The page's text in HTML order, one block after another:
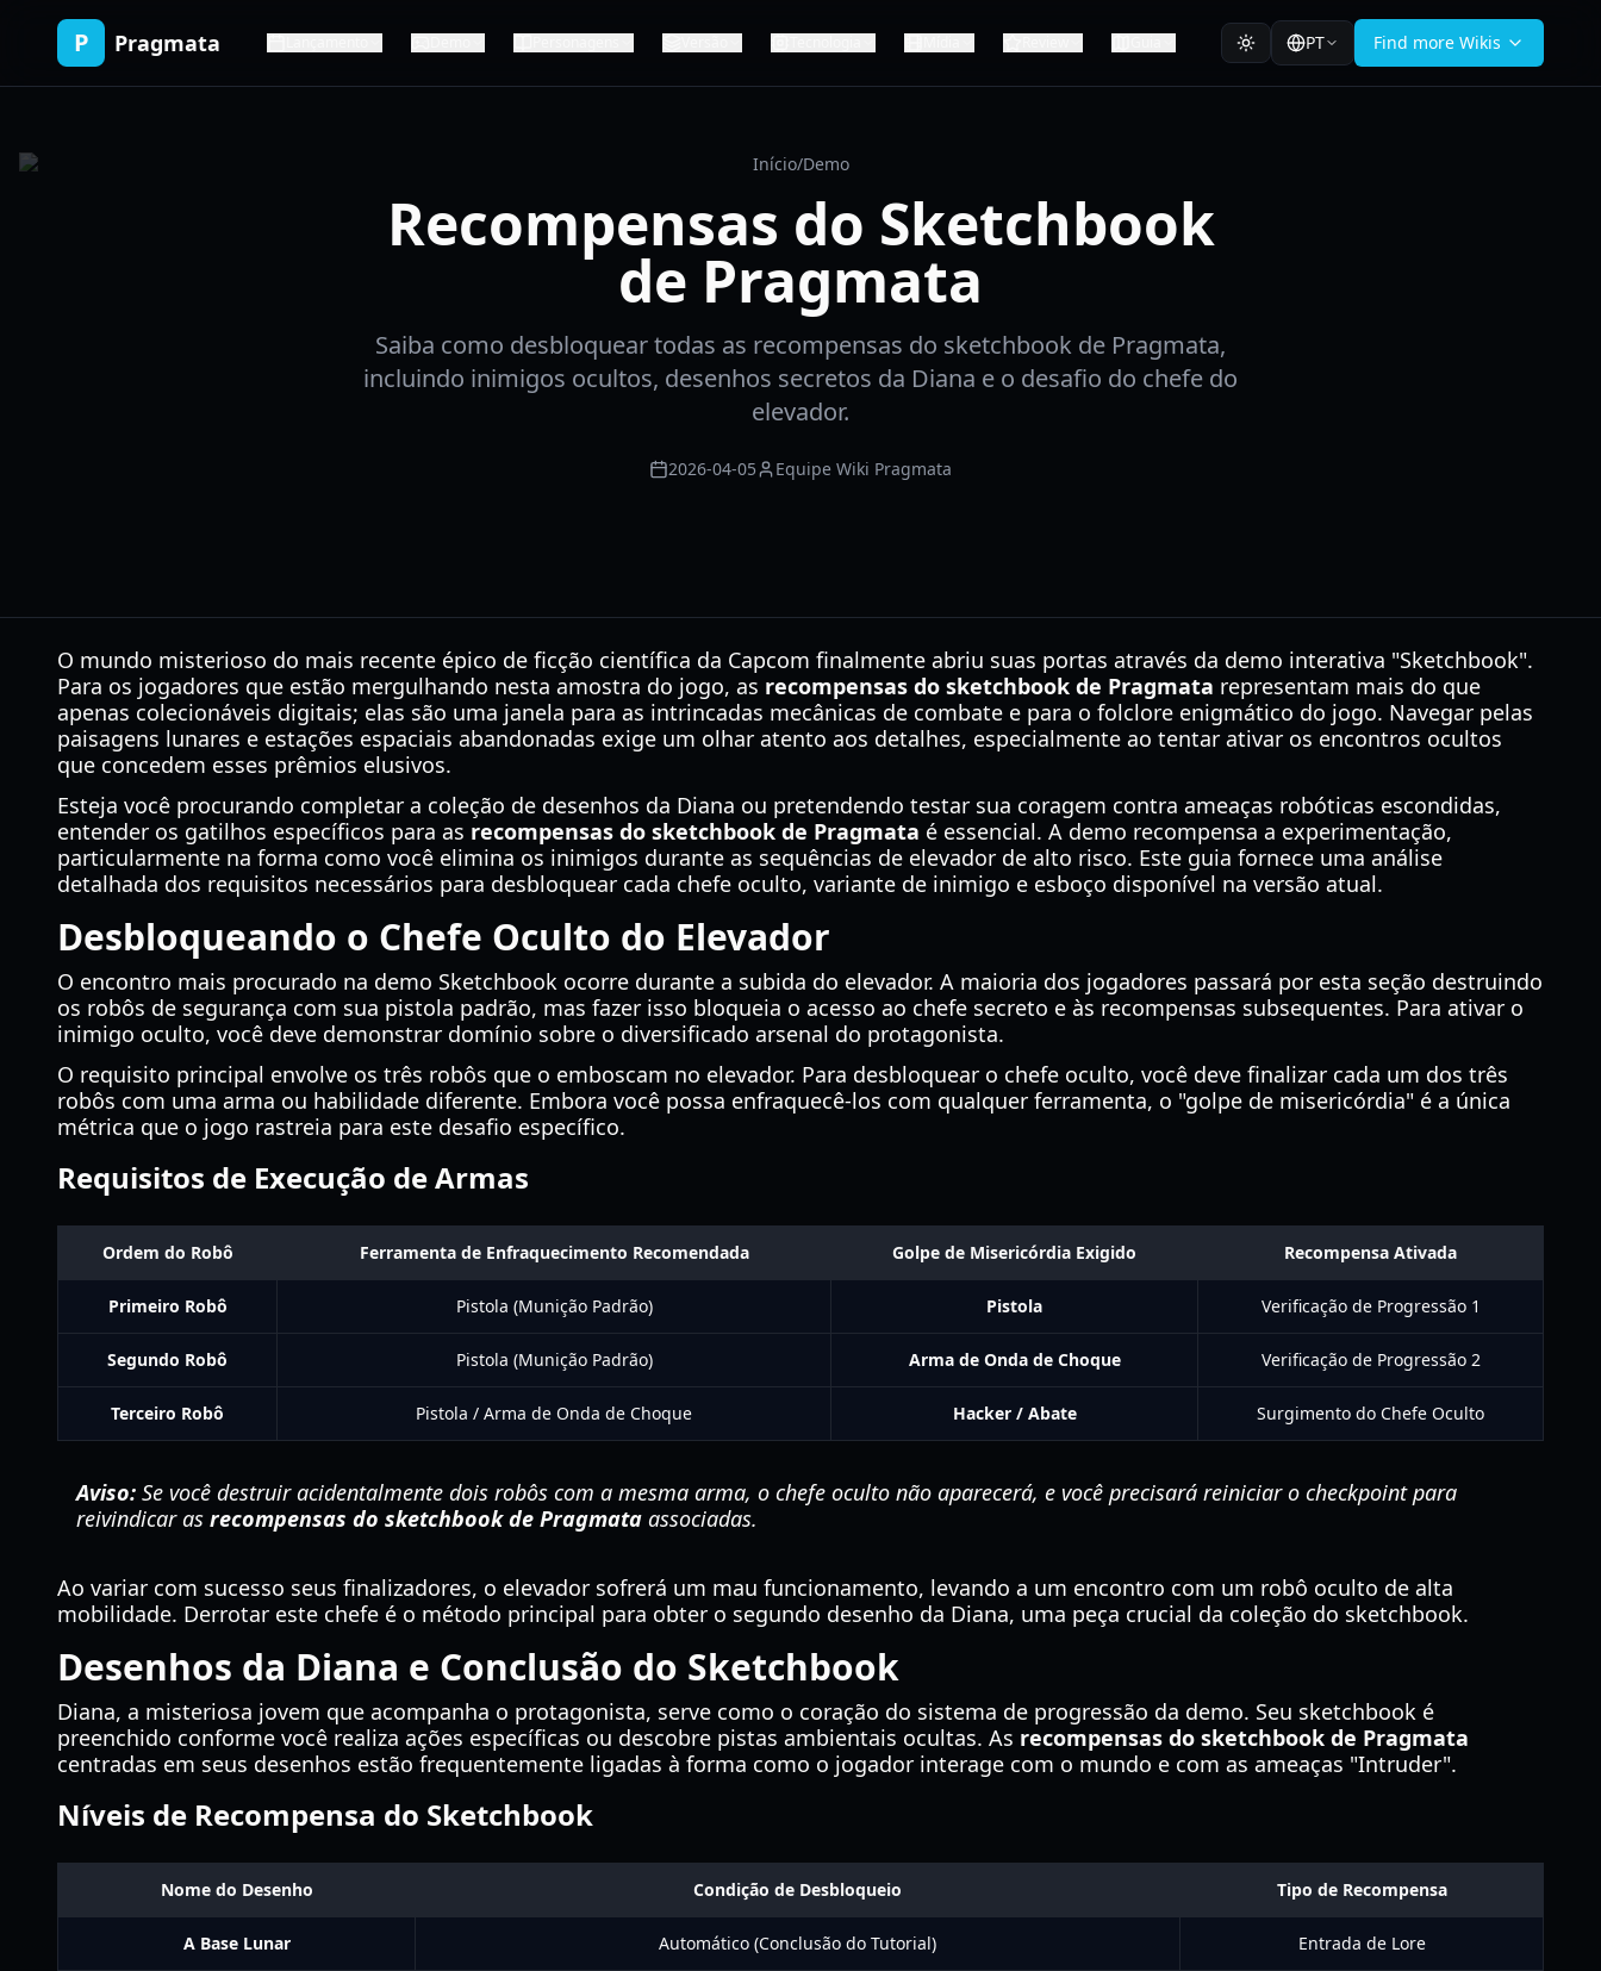
P Pragmata PT Find more Wikis
Início/Demo
Recompensas do Sketchbook
de Pragmata
Saiba como desbloquear todas as recompensas do sketchbook de Pragmata,
incluindo inimigos ocultos, desenhos secretos da Diana e o desafio do chefe do
elevador.
2026-04-05 Equipe Wiki Pragmata
O mundo misterioso do mais recente épico de ficção científica da Capcom finalmente abriu suas portas através da demo interativa "Sketchbook".
Para os jogadores que estão mergulhando nesta amostra do jogo, as recompensas do sketchbook de Pragmata representam mais do que
apenas colecionáveis digitais; elas são uma janela para as intrincadas mecânicas de combate e para o folclore enigmático do jogo. Navegar pelas
paisagens lunares e estações espaciais abandonadas exige um olhar atento aos detalhes, especialmente ao tentar ativar os encontros ocultos
que concedem esses prêmios elusivos.
Esteja você procurando completar a coleção de desenhos da Diana ou pretendendo testar sua coragem contra ameaças robóticas escondidas,
entender os gatilhos específicos para as recompensas do sketchbook de Pragmata é essencial. A demo recompensa a experimentação,
particularmente na forma como você elimina os inimigos durante as sequências de elevador de alto risco. Este guia fornece uma análise
detalhada dos requisitos necessários para desbloquear cada chefe oculto, variante de inimigo e esboço disponível na versão atual.
Desbloqueando o Chefe Oculto do Elevador
O encontro mais procurado na demo Sketchbook ocorre durante a subida do elevador. A maioria dos jogadores passará por esta seção destruindo
os robôs de segurança com sua pistola padrão, mas fazer isso bloqueia o acesso ao chefe secreto e às recompensas subsequentes. Para ativar o
inimigo oculto, você deve demonstrar domínio sobre o diversificado arsenal do protagonista.
O requisito principal envolve os três robôs que o emboscam no elevador. Para desbloquear o chefe oculto, você deve finalizar cada um dos três
robôs com uma arma ou habilidade diferente. Embora você possa enfraquecê-los com qualquer ferramenta, o "golpe de misericórdia" é a única
métrica que o jogo rastreia para este desafio específico.
Requisitos de Execução de Armas
Ordem do Robô Ferramenta de Enfraquecimento Recomendada Golpe de Misericórdia Exigido Recompensa Ativada
Primeiro Robô Pistola (Munição Padrão) Pistola Verificação de Progressão 1
Segundo Robô Pistola (Munição Padrão) Arma de Onda de Choque Verificação de Progressão 2
Terceiro Robô Pistola / Arma de Onda de Choque Hacker / Abate Surgimento do Chefe Oculto
Aviso: Se você destruir acidentalmente dois robôs com a mesma arma, o chefe oculto não aparecerá, e você precisará reiniciar o checkpoint para
reivindicar as recompensas do sketchbook de Pragmata associadas.
Ao variar com sucesso seus finalizadores, o elevador sofrerá um mau funcionamento, levando a um encontro com um robô oculto de alta
mobilidade. Derrotar este chefe é o método principal para obter o segundo desenho da Diana, uma peça crucial da coleção do sketchbook.
Desenhos da Diana e Conclusão do Sketchbook
Diana, a misteriosa jovem que acompanha o protagonista, serve como o coração do sistema de progressão da demo. Seu sketchbook é
preenchido conforme você realiza ações específicas ou descobre pistas ambientais ocultas. As recompensas do sketchbook de Pragmata
centradas em seus desenhos estão frequentemente ligadas à forma como o jogador interage com o mundo e com as ameaças "Intruder".
Níveis de Recompensa do Sketchbook
Nome do Desenho Condição de Desbloqueio Tipo de Recompensa
A Base Lunar Automático (Conclusão do Tutorial) Entrada de Lore